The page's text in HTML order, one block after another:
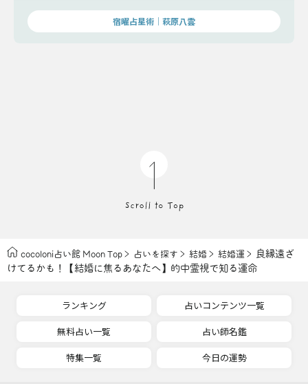
宿曜占星術│萩原八雲
cocoloni占い館 Moon Top 占いを探す 結婚 結婚運
良縁遠ざ
けてるかも！【結婚に焦るあなたへ】的中霊視で知る運命
ランキング
占いコンテンツ一覧
無料占い一覧
占い師名鑑
特集一覧
今日の運勢